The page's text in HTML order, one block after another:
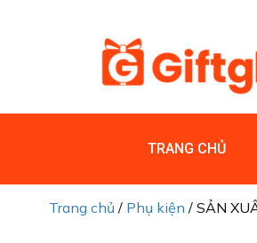
TRANG CHỦ
Trang chủ / Phụ kiện / SẢN